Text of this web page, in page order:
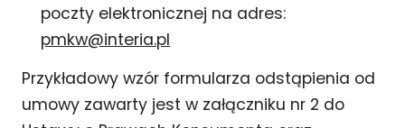
poczty elektronicznej na adres:
pmkw@interia.pl
Przykładowy wzór formularza odstąpienia od
umowy zawarty jest w załączniku nr 2 do